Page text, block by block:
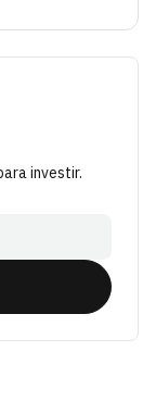
investir.